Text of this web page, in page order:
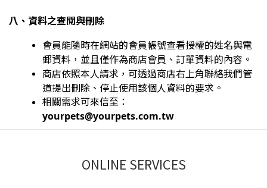
八、資料之查閱與刪除
會員能隨時在網站的會員帳號查看授權的姓名與電
郵資料，並且僅作為商店會員、訂單資料的內容。
商店依照本人請求，可透過商店右上角聯絡我們管
道提出刪除、停止使用該個人資料的要求。
相關需求可來信至：
yourpets@yourpets.com.tw
ONLINE SERVICES